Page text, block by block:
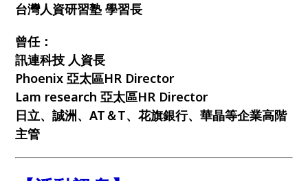
台灣人資研習塾 學習長
曾任：
訊連科技 人資長
Phoenix 亞太區HR Director
Lam research 亞太區HR Director
日立、誠洲、AT＆T、花旗銀行、華晶等企業高階
主管